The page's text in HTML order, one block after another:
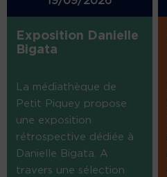
Exposition Danielle
Bigata
La médiathèque de
Petit Piquey propose
une exposition
rétrospective dédiée à
Danielle Bigata. A
travers une sélection